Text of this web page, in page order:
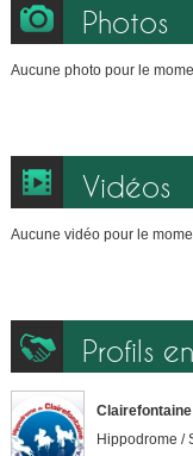
Photos
Aucune photo pour le
Vidéos
Aucune vidéo pour le
Profils
Clairefontaine
Hippodrome /